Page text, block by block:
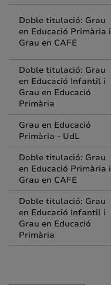
Doble titulació: Grau
en Educació Primària i
Grau en CAFE
Doble titulació: Grau
en Educació Infantil i
Grau en Educació
Primària
Grau en Educació
Primària - UdL
Doble titulació: Grau
en Educació Primària i
Grau en CAFE
Doble titulació: Grau
en Educació Infantil i
Grau en Educació
Primària